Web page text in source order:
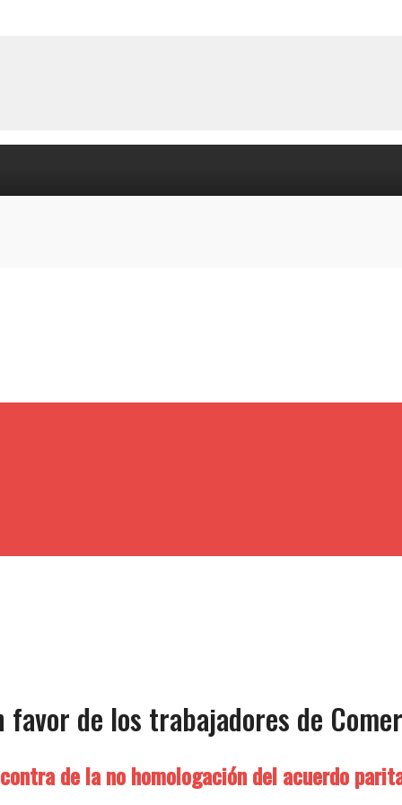
de los trabajadores de
de la no homologación del acuerdo